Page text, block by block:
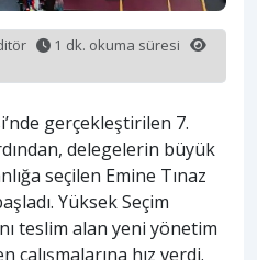
1 dk. okuma süresi
gerçekleştirilen 7.
delegelerin büyük
seçilen Emine Tınaz
Yüksek Seçim
teslim alan yeni yönetim
hız verdi.